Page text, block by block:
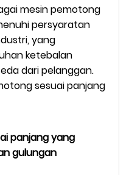
mesin pemotong
persyaratan
yang
ketebalan
dari pelanggan.
sesuai panjang
panjang yang
gulungan